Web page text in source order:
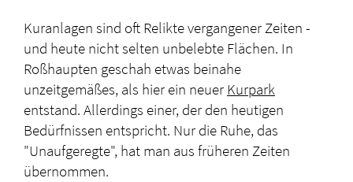
Kuranlagen sind oft Relikte vergangener Zeiten -
und heute nicht selten unbelebte Flächen. In
Roßhaupten geschah etwas beinahe
unzeitgemäßes, als hier ein neuer Kurpark
entstand. Allerdings einer, der den heutigen
Bedürfnissen entspricht. Nur die Ruhe, das
"Unaufgeregte", hat man aus früheren Zeiten
übernommen.